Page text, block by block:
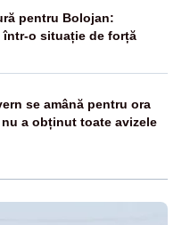
pentru Bolojan:
într-o situație de forță
se amână pentru ora
a obținut toate avizele